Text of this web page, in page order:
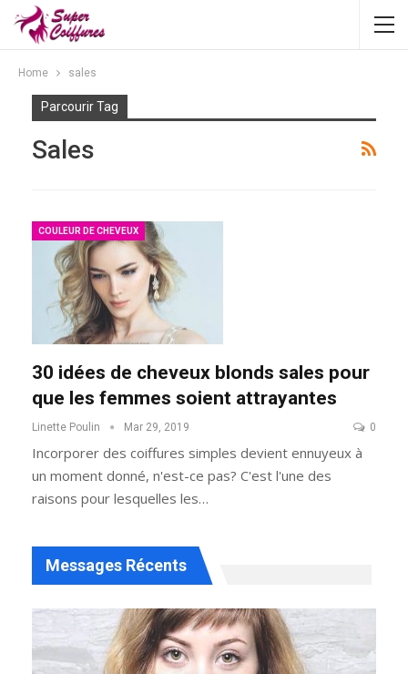
Home sales
Parcourir Tag
Sales
COULEUR DE CHEVEUX
30 idées de cheveux blonds sales pour
que les femmes soient attrayantes
Linette Poulin Mar 29, 2019 0
Incorporer des coiffures simples devient ennuyeux à
un moment donné, n'est-ce pas? C'est l'une des
raisons pour lesquelles les…
Messages Récents